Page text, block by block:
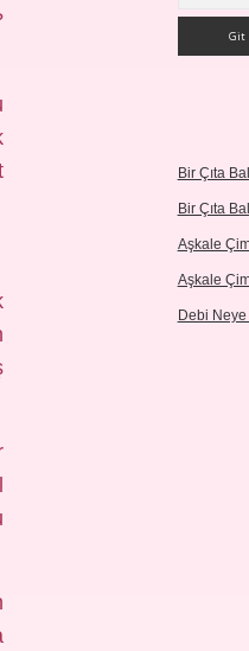
Bir Çıta
Bir Çıta
Aşkale
Aşkale
Debi Neye